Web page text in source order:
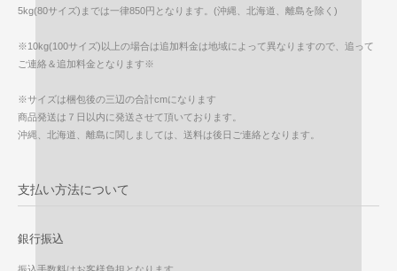
5kg(80サイズ)までは一律850円となります。(沖縄、北海道、離島を除く)
※10kg(100サイズ)以上の場合は追加料金は地域によって異なりますので、追って
ご連絡＆追加料金となります※
※サイズは梱包後の三辺の合計cmになります
商品発送は７日以内に発送させて頂いております。
沖縄、北海道、離島に関しましては、送料は後日ご連絡となります。
支払い方法について
銀行振込